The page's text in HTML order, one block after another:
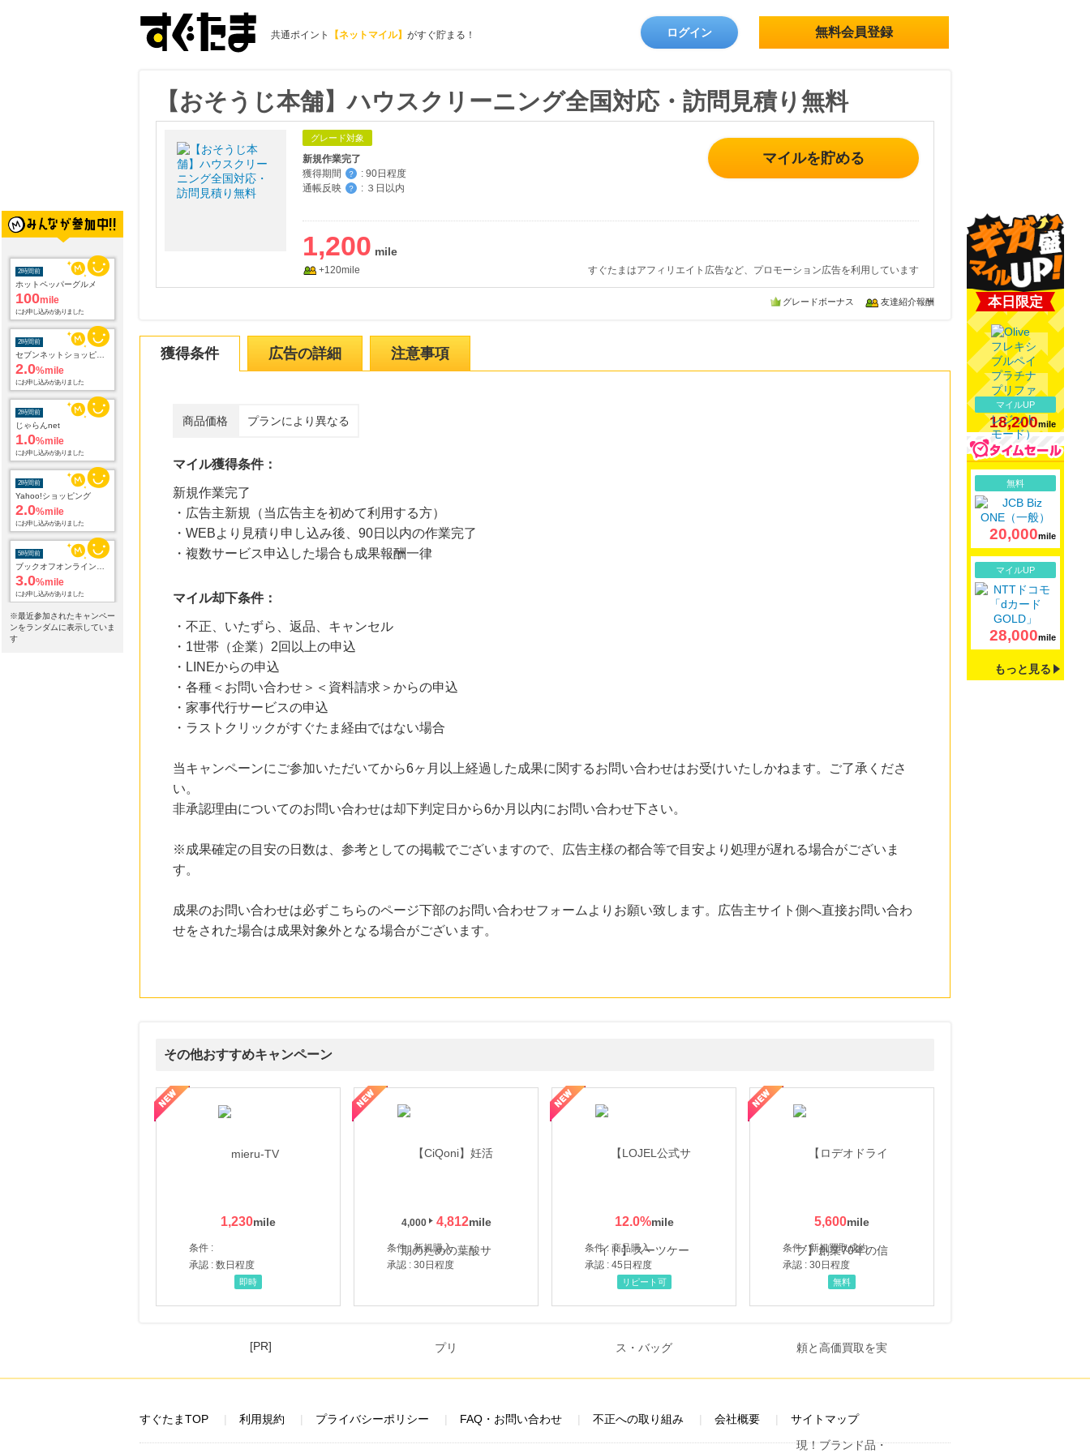
共通ポイント 【ネットマイル】 がすぐ貯まる！ ログイン 無料会員登録
2時間前
ホットペッパーグルメ
100mile
にお申し込みがありました
2時間前
2.0%mile
にお申し込みがありました
2時間前
じゃらんnet
1.0%mile
にお申し込みがありました
2時間前
Yahoo!ショッピング
2.0%mile
にお申し込みがありました
5時間前
3.0%mile
にお申し込みがありました
9時間前
※最近参加されたキャンペー
ンをランダムに表示していま
す
【おそうじ本舗】ハウスクリーニング全国対応・訪問見積り無料
グレード対象
新規作業完了
獲得期間
？ : 90日程度
通帳反映
？ : ３日以内
マイルを貯める
1,200
+120mile すぐたまはアフィリエイト広告など、プロモーション広告を利用しています
グレードボーナス 友達紹介報酬
獲得条件 広告の詳細 注意事項
商品価格 プランにより異なる
マイル獲得条件：
新規作業完了
・広告主新規（当広告主を初めて利用する方）
・WEBより見積り申し込み後、90日以内の作業完了
・複数サービス申込した場合も成果報酬一律
マイル却下条件：
・不正、いたずら、返品、キャンセル
・1世帯（企業）2回以上の申込
・LINEからの申込
・各種＜お問い合わせ＞＜資料請求＞からの申込
・家事代行サービスの申込
・ラストクリックがすぐたま経由ではない場合
当キャンペーンにご参加いただいてから6ヶ月以上経過した成果に関するお問い合わせはお受けいたしかねます。ご了承くださ
い。
非承認理由についてのお問い合わせは却下判定日から6か月以内にお問い合わせ下さい。
※成果確定の目安の日数は、参考としての掲載でございますので、広告主様の都合等で目安より処理が遅れる場合がございま
す。
成果のお問い合わせは必ずこちらのページ下部のお問い合わせフォームよりお願い致します。広告主サイト側へ直接お問い合わ
せをされた場合は成果対象外となる場合がございます。
その他おすすめキャンペーン
1,230
条件 :
承認 : 数日程度
即時
4,000 4,812
条件 : 新規購入
承認 : 30日程度
12.0%
条件 : 商品購入
承認 : 45日程度
【LOJEL公式サイト】スーツケース・バッグ
リピート可
5,600
条件 : 新規買取成約
承認 : 30日程度
【ロデオドライブ】創業70年の信頼と高価買取を実現！ブランド品・貴金属の無料査定
無料
本日限定
マイルUP
18,200mile
無料
20,000mile
マイルUP
28,000mile
もっと見る
[PR]
すぐたまTOP 利用規約 プライバシーポリシー FAQ・お問い合わせ 不正への取り組み 会社概要 サイトマップ